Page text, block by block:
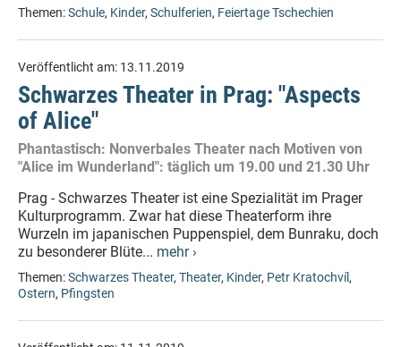
Themen:Schule, Kinder, Schulferien, Feiertage Tschechien
Veröffentlicht am: 13.11.2019
Schwarzes Theater in Prag: "Aspects
of Alice"
Phantastisch: Nonverbales Theater nach Motiven von
"Alice im Wunderland": täglich um 19.00 und 21.30 Uhr
Prag - Schwarzes Theater ist eine Spezialität im Prager
Kulturprogramm. Zwar hat diese Theaterform ihre
Wurzeln im japanischen Puppenspiel, dem Bunraku, doch
zu besonderer Blüte... mehr ›
Themen:Schwarzes Theater, Theater, Kinder, Petr Kratochvíl,
Ostern, Pfingsten